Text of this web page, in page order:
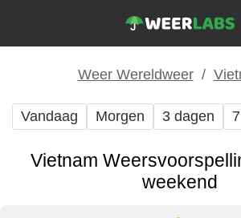
Weer Wereldweer
Vandaag Morgen 3 dagen
Vietnam
weekend